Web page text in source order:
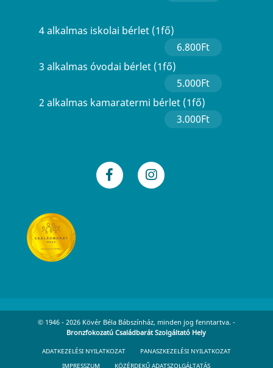
4 alkalmas iskolai bérlet (1fő)
6.800Ft
3 alkalmas óvodai bérlet (1fő)
5.000Ft
2 alkalmas kamaratermi bérlet (1fő)
3.000Ft
© 1946 - 2026 Kövér Béla Bábszínház, minden jog fenntartva. -
Bronzfokozatú Családbarát Szolgáltató Hely
ADATKEZELÉSI NYILATKOZAT
PANASZKEZELÉSI NYILATKOZAT
IMPRESSZUM
KÖZÉRDEKŰ ADATSZOLGÁLTATÁS